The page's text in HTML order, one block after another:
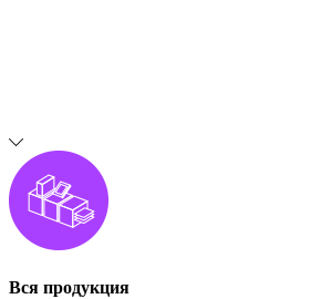
Вся продукция